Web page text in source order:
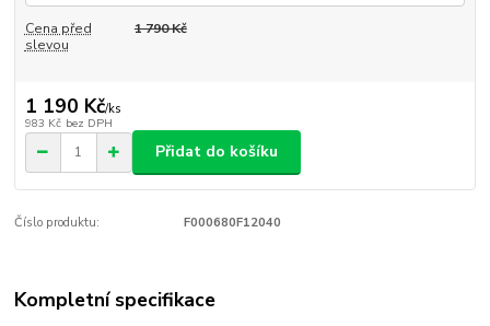
Cena před
slevou
1 790 Kč
1 190 Kč/ks
983 Kč bez DPH
Přidat do košíku
Číslo produktu: F000680F12040
Kompletní specifikace